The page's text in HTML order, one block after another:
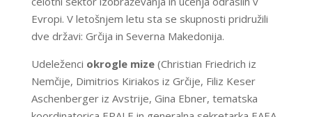
Evropi. V letošnjem letu sta se skupnosti pridružili
dve državi: Grčija in Severna Makedonija.
Udeleženci okrogle mize(Christian Friedrich iz
Nemčije, Dimitrios Kiriakos iz Grčije, Filiz Keser
Aschenberger iz Avstrije, Gina Ebner, tematska